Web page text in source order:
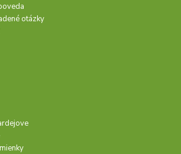
otázky